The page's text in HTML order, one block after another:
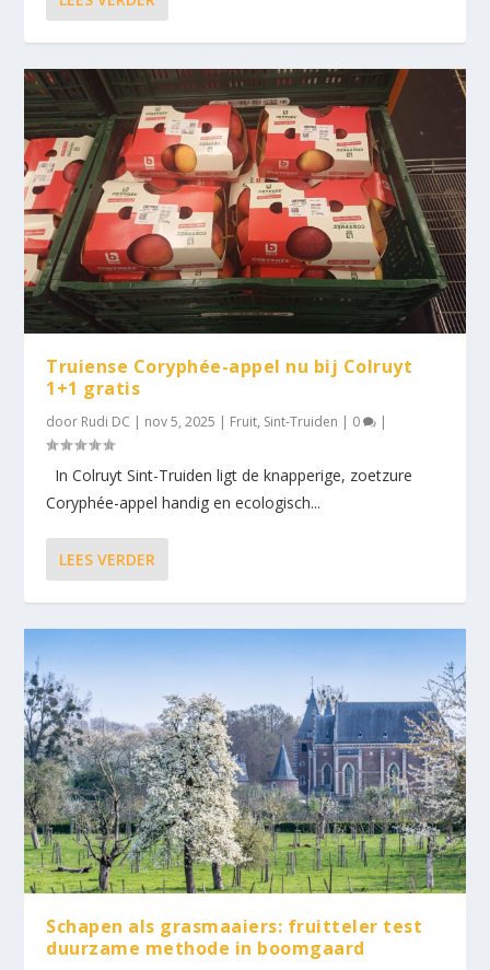
Truiense Coryphée-appel nu bij Colruyt
1+1 gratis
door Rudi DC | nov 5, 2025 | Fruit, Sint-Truiden | 0 |
In Colruyt Sint-Truiden ligt de knapperige, zoetzure
Coryphée-appel handig en ecologisch...
LEES VERDER
Schapen als grasmaaiers: fruitteler test
duurzame methode in boomgaard